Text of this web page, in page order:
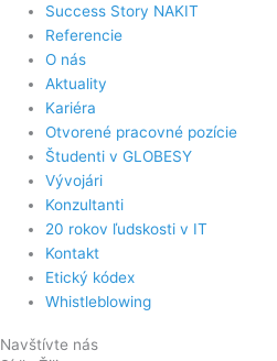
Success Story NAKIT
Referencie
O nás
Aktuality
Kariéra
Otvorené pracovné pozície
Študenti v GLOBESY
Vývojári
Konzultanti
20 rokov ľudskosti v IT
Kontakt
Etický kódex
Whistleblowing
Navštívte nás